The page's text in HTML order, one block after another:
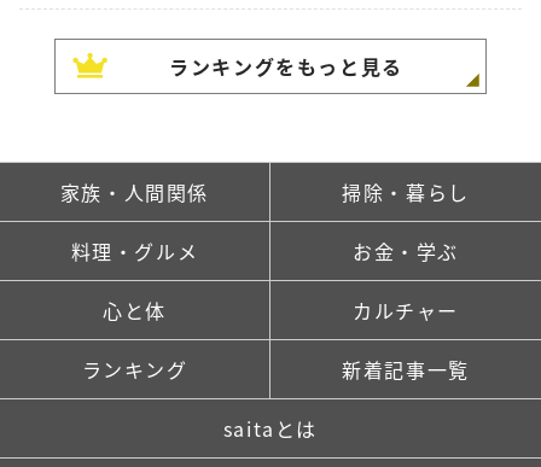
ランキングをもっと見る
家族・人間関係 掃除・暮らし
料理・グルメ お金・学ぶ
心と体 カルチャー
ランキング 新着記事一覧
saitaとは